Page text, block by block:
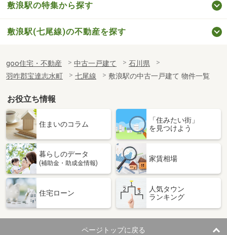
敷浪駅の特集から探す
敷浪駅(七尾線)の不動産を探す
goo住宅・不動産 中古一戸建て
石川県
羽咋郡宝達志水町
七尾線 敷浪駅の中古一戸建て 物件一覧
お役立ち情報
住まいのコラム
「住みたい街」
を見つけよう
暮らしのデータ
(補助金・助成金情報)
家賃相場
住宅ローン
人気タウン
ランキング
ページトップに戻る